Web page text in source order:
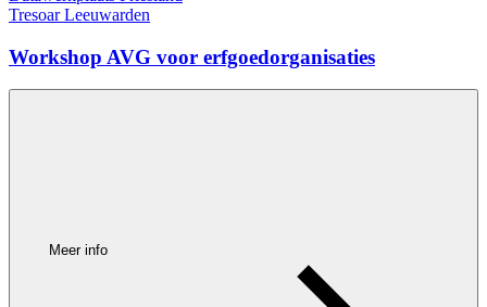
Tresoar Leeuwarden
Workshop AVG voor erfgoedorganisaties
Meer info